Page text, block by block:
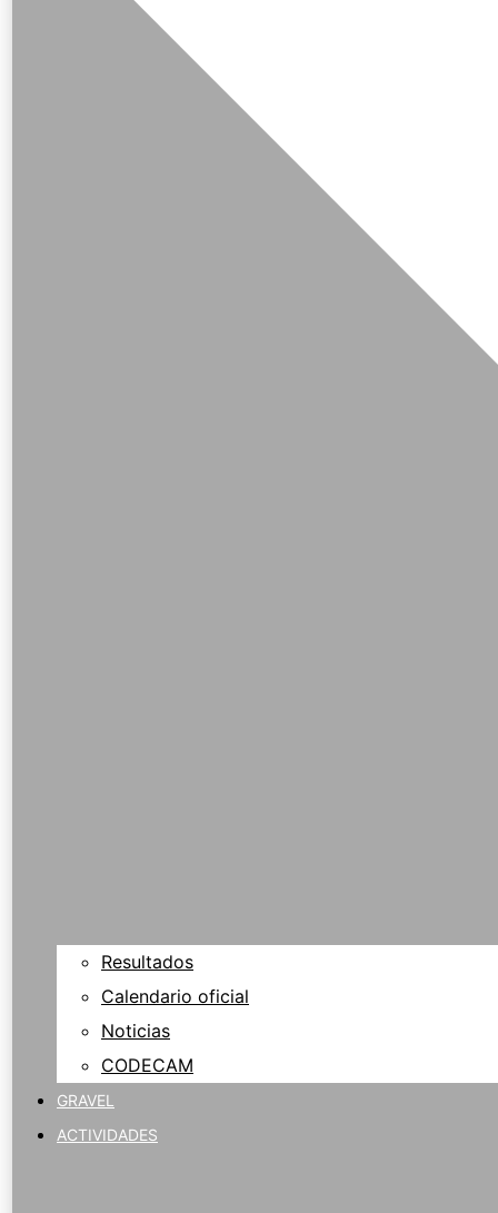
Resultados
Calendario oficial
Noticias
CODECAM
GRAVEL
ACTIVIDADES